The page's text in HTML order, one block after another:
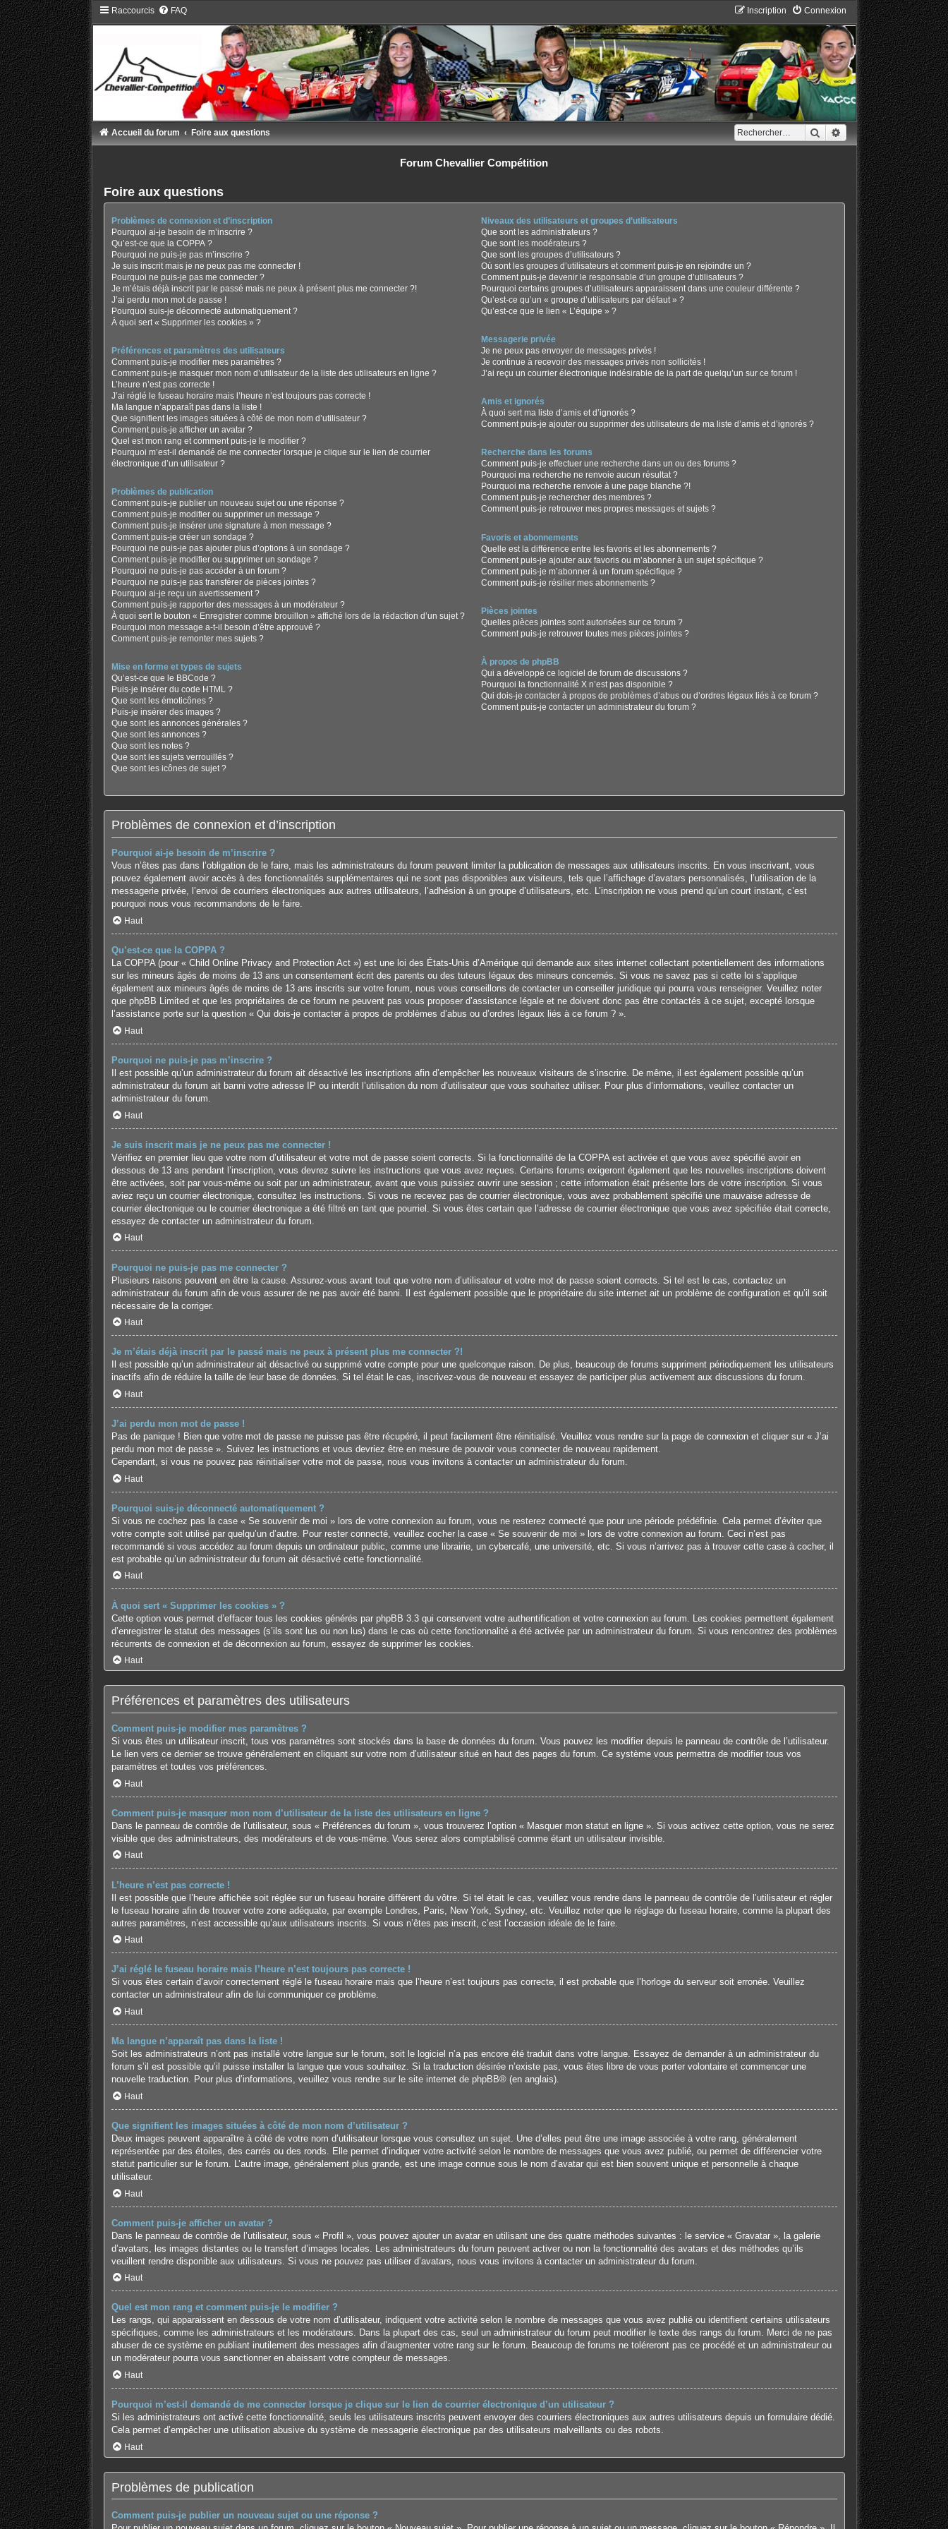
Raccourcis FAQ Connexion
Inscription
RechercherRecherche avancée
Accueil du forum Foire aux questions
Forum Chevallier Compétition
Foire aux questions
Problèmes de connexion et d’inscription
Pourquoi ai-je besoin de m’inscrire ?
Qu’est-ce que la COPPA ?
Pourquoi ne puis-je pas m’inscrire ?
Je suis inscrit mais je ne peux pas me connecter !
Pourquoi ne puis-je pas me connecter ?
Je m’étais déjà inscrit par le passé mais ne peux à présent plus me connecter ?!
J’ai perdu mon mot de passe !
Pourquoi suis-je déconnecté automatiquement ?
À quoi sert « Supprimer les cookies » ?
Préférences et paramètres des utilisateurs
Comment puis-je modifier mes paramètres ?
Comment puis-je masquer mon nom d’utilisateur de la liste des utilisateurs en ligne ?
L’heure n’est pas correcte !
J’ai réglé le fuseau horaire mais l’heure n’est toujours pas correcte !
Ma langue n’apparaît pas dans la liste !
Que signifient les images situées à côté de mon nom d’utilisateur ?
Comment puis-je afficher un avatar ?
Quel est mon rang et comment puis-je le modifier ?
Pourquoi m’est-il demandé de me connecter lorsque je clique sur le lien de courrier
électronique d’un utilisateur ?
Problèmes de publication
Comment puis-je publier un nouveau sujet ou une réponse ?
Comment puis-je modifier ou supprimer un message ?
Comment puis-je insérer une signature à mon message ?
Comment puis-je créer un sondage ?
Pourquoi ne puis-je pas ajouter plus d’options à un sondage ?
Comment puis-je modifier ou supprimer un sondage ?
Pourquoi ne puis-je pas accéder à un forum ?
Pourquoi ne puis-je pas transférer de pièces jointes ?
Pourquoi ai-je reçu un avertissement ?
Comment puis-je rapporter des messages à un modérateur ?
À quoi sert le bouton « Enregistrer comme brouillon » affiché lors de la rédaction d’un sujet ?
Pourquoi mon message a-t-il besoin d’être approuvé ?
Comment puis-je remonter mes sujets ?
Mise en forme et types de sujets
Qu’est-ce que le BBCode ?
Puis-je insérer du code HTML ?
Que sont les émoticônes ?
Puis-je insérer des images ?
Que sont les annonces générales ?
Que sont les annonces ?
Que sont les notes ?
Que sont les sujets verrouillés ?
Que sont les icônes de sujet ?
Niveaux des utilisateurs et groupes d’utilisateurs
Que sont les administrateurs ?
Que sont les modérateurs ?
Que sont les groupes d’utilisateurs ?
Où sont les groupes d’utilisateurs et comment puis-je en rejoindre un ?
Comment puis-je devenir le responsable d’un groupe d’utilisateurs ?
Pourquoi certains groupes d’utilisateurs apparaissent dans une couleur différente ?
Qu’est-ce qu’un « groupe d’utilisateurs par défaut » ?
Qu’est-ce que le lien « L’équipe » ?
Messagerie privée
Je ne peux pas envoyer de messages privés !
Je continue à recevoir des messages privés non sollicités !
J’ai reçu un courrier électronique indésirable de la part de quelqu’un sur ce forum !
Amis et ignorés
À quoi sert ma liste d’amis et d’ignorés ?
Comment puis-je ajouter ou supprimer des utilisateurs de ma liste d’amis et d’ignorés ?
Recherche dans les forums
Comment puis-je effectuer une recherche dans un ou des forums ?
Pourquoi ma recherche ne renvoie aucun résultat ?
Pourquoi ma recherche renvoie à une page blanche ?!
Comment puis-je rechercher des membres ?
Comment puis-je retrouver mes propres messages et sujets ?
Favoris et abonnements
Quelle est la différence entre les favoris et les abonnements ?
Comment puis-je ajouter aux favoris ou m’abonner à un sujet spécifique ?
Comment puis-je m’abonner à un forum spécifique ?
Comment puis-je résilier mes abonnements ?
Pièces jointes
Quelles pièces jointes sont autorisées sur ce forum ?
Comment puis-je retrouver toutes mes pièces jointes ?
À propos de phpBB
Qui a développé ce logiciel de forum de discussions ?
Pourquoi la fonctionnalité X n’est pas disponible ?
Qui dois-je contacter à propos de problèmes d’abus ou d’ordres légaux liés à ce forum ?
Comment puis-je contacter un administrateur du forum ?
Problèmes de connexion et d’inscription
Pourquoi ai-je besoin de m’inscrire ?
Vous n’êtes pas dans l’obligation de le faire, mais les administrateurs du forum peuvent limiter la publication de messages aux utilisateurs inscrits. En vous inscrivant, vous
pouvez également avoir accès à des fonctionnalités supplémentaires qui ne sont pas disponibles aux visiteurs, tels que l’affichage d’avatars personnalisés, l’utilisation de la
messagerie privée, l’envoi de courriers électroniques aux autres utilisateurs, l’adhésion à un groupe d’utilisateurs, etc. L’inscription ne vous prend qu’un court instant, c’est
pourquoi nous vous recommandons de le faire.
Haut
Qu’est-ce que la COPPA ?
La COPPA (pour « Child Online Privacy and Protection Act ») est une loi des États-Unis d’Amérique qui demande aux sites internet collectant potentiellement des informations
sur les mineurs âgés de moins de 13 ans un consentement écrit des parents ou des tuteurs légaux des mineurs concernés. Si vous ne savez pas si cette loi s’applique
également aux mineurs âgés de moins de 13 ans inscrits sur votre forum, nous vous conseillons de contacter un conseiller juridique qui pourra vous renseigner. Veuillez noter
que phpBB Limited et que les propriétaires de ce forum ne peuvent pas vous proposer d’assistance légale et ne doivent donc pas être contactés à ce sujet, excepté lorsque
l’assistance porte sur la question « Qui dois-je contacter à propos de problèmes d’abus ou d’ordres légaux liés à ce forum ? ».
Haut
Pourquoi ne puis-je pas m’inscrire ?
Il est possible qu’un administrateur du forum ait désactivé les inscriptions afin d’empêcher les nouveaux visiteurs de s’inscrire. De même, il est également possible qu’un
administrateur du forum ait banni votre adresse IP ou interdit l’utilisation du nom d’utilisateur que vous souhaitez utiliser. Pour plus d’informations, veuillez contacter un
administrateur du forum.
Haut
Je suis inscrit mais je ne peux pas me connecter !
Vérifiez en premier lieu que votre nom d’utilisateur et votre mot de passe soient corrects. Si la fonctionnalité de la COPPA est activée et que vous avez spécifié avoir en
dessous de 13 ans pendant l’inscription, vous devrez suivre les instructions que vous avez reçues. Certains forums exigeront également que les nouvelles inscriptions doivent
être activées, soit par vous-même ou soit par un administrateur, avant que vous puissiez ouvrir une session ; cette information était présente lors de votre inscription. Si vous
aviez reçu un courrier électronique, consultez les instructions. Si vous ne recevez pas de courrier électronique, vous avez probablement spécifié une mauvaise adresse de
courrier électronique ou le courrier électronique a été filtré en tant que pourriel. Si vous êtes certain que l’adresse de courrier électronique que vous avez spécifiée était correcte,
essayez de contacter un administrateur du forum.
Haut
Pourquoi ne puis-je pas me connecter ?
Plusieurs raisons peuvent en être la cause. Assurez-vous avant tout que votre nom d’utilisateur et votre mot de passe soient corrects. Si tel est le cas, contactez un
administrateur du forum afin de vous assurer de ne pas avoir été banni. Il est également possible que le propriétaire du site internet ait un problème de configuration et qu’il soit
nécessaire de la corriger.
Haut
Je m’étais déjà inscrit par le passé mais ne peux à présent plus me connecter ?!
Il est possible qu’un administrateur ait désactivé ou supprimé votre compte pour une quelconque raison. De plus, beaucoup de forums suppriment périodiquement les utilisateurs
inactifs afin de réduire la taille de leur base de données. Si tel était le cas, inscrivez-vous de nouveau et essayez de participer plus activement aux discussions du forum.
Haut
J’ai perdu mon mot de passe !
Pas de panique ! Bien que votre mot de passe ne puisse pas être récupéré, il peut facilement être réinitialisé. Veuillez vous rendre sur la page de connexion et cliquer sur « J’ai
perdu mon mot de passe ». Suivez les instructions et vous devriez être en mesure de pouvoir vous connecter de nouveau rapidement.
Cependant, si vous ne pouvez pas réinitialiser votre mot de passe, nous vous invitons à contacter un administrateur du forum.
Haut
Pourquoi suis-je déconnecté automatiquement ?
Si vous ne cochez pas la case « Se souvenir de moi » lors de votre connexion au forum, vous ne resterez connecté que pour une période prédéfinie. Cela permet d’éviter que
votre compte soit utilisé par quelqu’un d’autre. Pour rester connecté, veuillez cocher la case « Se souvenir de moi » lors de votre connexion au forum. Ceci n’est pas
recommandé si vous accédez au forum depuis un ordinateur public, comme une librairie, un cybercafé, une université, etc. Si vous n’arrivez pas à trouver cette case à cocher, il
est probable qu’un administrateur du forum ait désactivé cette fonctionnalité.
Haut
À quoi sert « Supprimer les cookies » ?
Cette option vous permet d’effacer tous les cookies générés par phpBB 3.3 qui conservent votre authentification et votre connexion au forum. Les cookies permettent également
d’enregistrer le statut des messages (s’ils sont lus ou non lus) dans le cas où cette fonctionnalité a été activée par un administrateur du forum. Si vous rencontrez des problèmes
récurrents de connexion et de déconnexion au forum, essayez de supprimer les cookies.
Haut
Préférences et paramètres des utilisateurs
Comment puis-je modifier mes paramètres ?
Si vous êtes un utilisateur inscrit, tous vos paramètres sont stockés dans la base de données du forum. Vous pouvez les modifier depuis le panneau de contrôle de l’utilisateur.
Le lien vers ce dernier se trouve généralement en cliquant sur votre nom d’utilisateur situé en haut des pages du forum. Ce système vous permettra de modifier tous vos
paramètres et toutes vos préférences.
Haut
Comment puis-je masquer mon nom d’utilisateur de la liste des utilisateurs en ligne ?
Dans le panneau de contrôle de l’utilisateur, sous « Préférences du forum », vous trouverez l’option « Masquer mon statut en ligne ». Si vous activez cette option, vous ne serez
visible que des administrateurs, des modérateurs et de vous-même. Vous serez alors comptabilisé comme étant un utilisateur invisible.
Haut
L’heure n’est pas correcte !
Il est possible que l’heure affichée soit réglée sur un fuseau horaire différent du vôtre. Si tel était le cas, veuillez vous rendre dans le panneau de contrôle de l’utilisateur et régler
le fuseau horaire afin de trouver votre zone adéquate, par exemple Londres, Paris, New York, Sydney, etc. Veuillez noter que le réglage du fuseau horaire, comme la plupart des
autres paramètres, n’est accessible qu’aux utilisateurs inscrits. Si vous n’êtes pas inscrit, c’est l’occasion idéale de le faire.
Haut
J’ai réglé le fuseau horaire mais l’heure n’est toujours pas correcte !
Si vous êtes certain d’avoir correctement réglé le fuseau horaire mais que l’heure n’est toujours pas correcte, il est probable que l’horloge du serveur soit erronée. Veuillez
contacter un administrateur afin de lui communiquer ce problème.
Haut
Ma langue n’apparaît pas dans la liste !
Soit les administrateurs n’ont pas installé votre langue sur le forum, soit le logiciel n’a pas encore été traduit dans votre langue. Essayez de demander à un administrateur du
forum s’il est possible qu’il puisse installer la langue que vous souhaitez. Si la traduction désirée n’existe pas, vous êtes libre de vous porter volontaire et commencer une
nouvelle traduction. Pour plus d’informations, veuillez vous rendre sur le site internet de phpBB® (en anglais).
Haut
Que signifient les images situées à côté de mon nom d’utilisateur ?
Deux images peuvent apparaître à côté de votre nom d’utilisateur lorsque vous consultez un sujet. Une d’elles peut être une image associée à votre rang, généralement
représentée par des étoiles, des carrés ou des ronds. Elle permet d’indiquer votre activité selon le nombre de messages que vous avez publié, ou permet de différencier votre
statut particulier sur le forum. L’autre image, généralement plus grande, est une image connue sous le nom d’avatar qui est bien souvent unique et personnelle à chaque
utilisateur.
Haut
Comment puis-je afficher un avatar ?
Dans le panneau de contrôle de l’utilisateur, sous « Profil », vous pouvez ajouter un avatar en utilisant une des quatre méthodes suivantes : le service « Gravatar », la galerie
d’avatars, les images distantes ou le transfert d’images locales. Les administrateurs du forum peuvent activer ou non la fonctionnalité des avatars et des méthodes qu’ils
veuillent rendre disponible aux utilisateurs. Si vous ne pouvez pas utiliser d’avatars, nous vous invitons à contacter un administrateur du forum.
Haut
Quel est mon rang et comment puis-je le modifier ?
Les rangs, qui apparaissent en dessous de votre nom d’utilisateur, indiquent votre activité selon le nombre de messages que vous avez publié ou identifient certains utilisateurs
spécifiques, comme les administrateurs et les modérateurs. Dans la plupart des cas, seul un administrateur du forum peut modifier le texte des rangs du forum. Merci de ne pas
abuser de ce système en publiant inutilement des messages afin d’augmenter votre rang sur le forum. Beaucoup de forums ne toléreront pas ce procédé et un administrateur ou
un modérateur pourra vous sanctionner en abaissant votre compteur de messages.
Haut
Pourquoi m’est-il demandé de me connecter lorsque je clique sur le lien de courrier électronique d’un utilisateur ?
Si les administrateurs ont activé cette fonctionnalité, seuls les utilisateurs inscrits peuvent envoyer des courriers électroniques aux autres utilisateurs depuis un formulaire dédié.
Cela permet d’empêcher une utilisation abusive du système de messagerie électronique par des utilisateurs malveillants ou des robots.
Haut
Problèmes de publication
Comment puis-je publier un nouveau sujet ou une réponse ?